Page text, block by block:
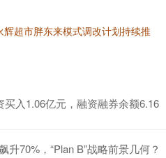
辉超市胖东来模式调改计划持续推
入1.06亿元，融资融券余额6.16
70%，“Plan B”战略前景几何？